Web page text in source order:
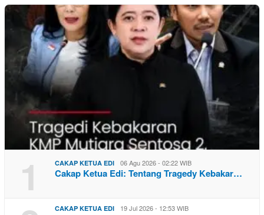
1 CAKAP KETUA EDI 06 Agu 2026 - 02:22 WIB
Cakap Ketua Edi: Tentang Tragedy Kebakar…
CAKAP KETUA EDI 19 Jul 2026 - 12:53 WIB